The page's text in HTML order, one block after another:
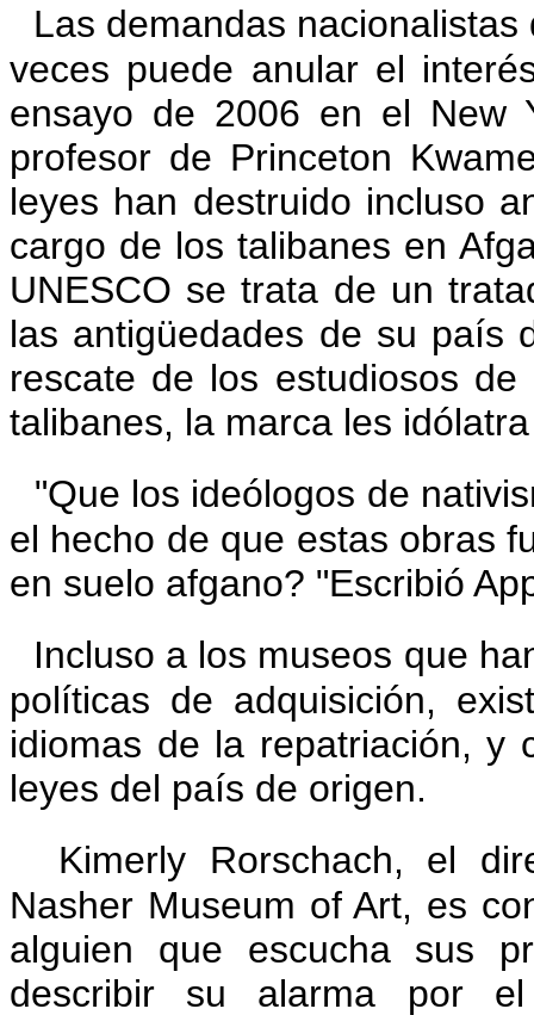
Las demandas
veces puede anular el
ensayo de 2006 en el New
profesor de Princeton
leyes han destruido incluso
cargo de los talibanes en
UNESCO se trata de un
las antigüedades de su país
rescate de los estudiosos
talibanes, la marca les
"Que los ideólogos de
el hecho de que estas obras
en suelo afgano? "Escribió
Incluso a los museos que
políticas de adquisición,
idiomas de la repatriación, y
leyes del país de origen.
Kimerly Rorschach, el
Nasher Museum of Art, es
alguien que escucha sus
describir su alarma por